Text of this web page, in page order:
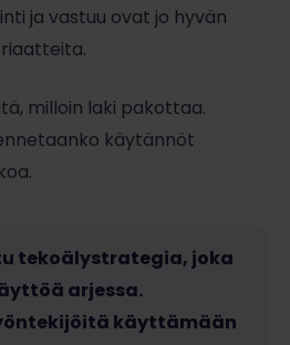
ja vastuu ovat jo hyvän
milloin laki pakottaa.
käytännöt
tekoälystrategia, joka
arjessa.
käyttämään